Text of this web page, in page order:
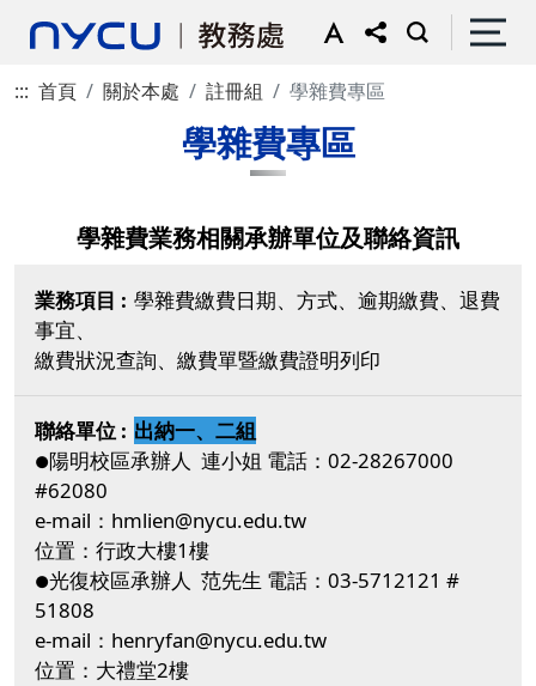
::: 首頁 關於本處 註冊組 學雜費專區
學雜費專區
學雜費業務相關承辦單位及聯絡資訊
學雜費繳費日期、方式、逾期繳費、退費
事宜、
繳費狀況查詢、繳費單暨繳費證明列印
出納一、二組
●陽明校區承辦人 連小姐 電話：02-28267000
#62080
e-mail：hmlien@nycu.edu.tw
位置：行政大樓1樓
●光復校區承辦人 范先生 電話：03-5712121 #
51808
e-mail：henryfan@nycu.edu.tw
位置：大禮堂2樓